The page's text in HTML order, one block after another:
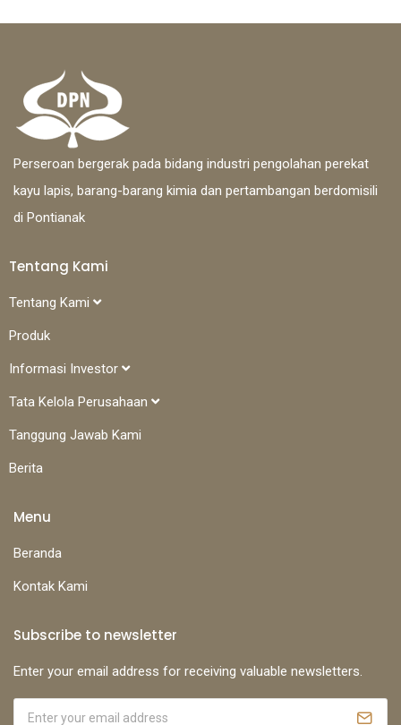
Perseroan bergerak pada bidang industri pengolahan perekat
kayu lapis, barang-barang kimia dan pertambangan berdomisili
di Pontianak
Tentang Kami
Tentang Kami
Produk
Informasi Investor
Tata Kelola Perusahaan
Tanggung Jawab Kami
Berita
Menu
Beranda
Kontak Kami
Subscribe to newsletter
Enter your email address for receiving valuable newsletters.